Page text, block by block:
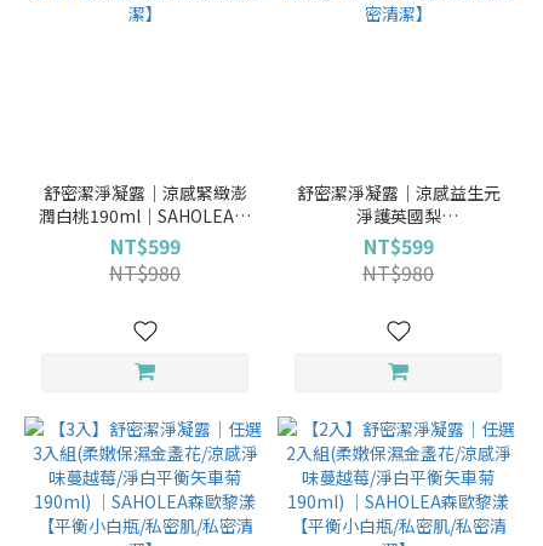
舒密潔淨凝露│涼感緊緻澎
潤白桃190ml│SAHOLEA森
歐黎漾【平衡小白瓶/私密肌/
私密清潔】
NT$599
NT$980
舒密潔淨凝露│涼感益生元
淨護英國梨
190ml│SAHOLEA森歐黎漾
【平衡小白瓶/私密肌/私密清
潔】
NT$599
NT$980